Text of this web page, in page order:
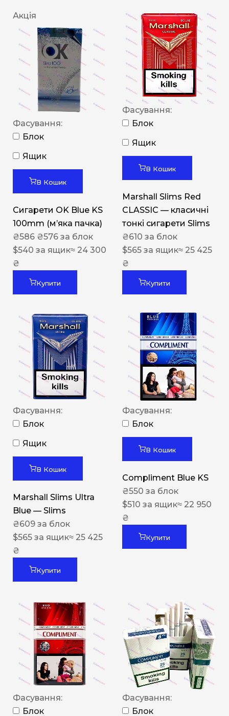
Акція
Фасування:
Блок
Ящик
В Кошик
Сигарети OK Blue KS
100mm (м’яка пачка)
₴586 ₴576 за блок
$540 за ящик≈ 24 300
₴
Купити
Фасування:
Блок
Ящик
В Кошик
Marshall Slims Red
CLASSIC — класичні
тонкі сигарети Slims
₴610 за блок
$565 за ящик≈ 25 425
₴
Купити
Фасування:
Блок
Ящик
В Кошик
Marshall Slims Ultra
Blue — Slims
₴609 за блок
$565 за ящик≈ 25 425
₴
Купити
Фасування:
Блок
В Кошик
Compliment Blue KS
₴550 за блок
$510 за ящик≈ 22 950
₴
Купити
Фасування:
Блок
Фасування:
Блок